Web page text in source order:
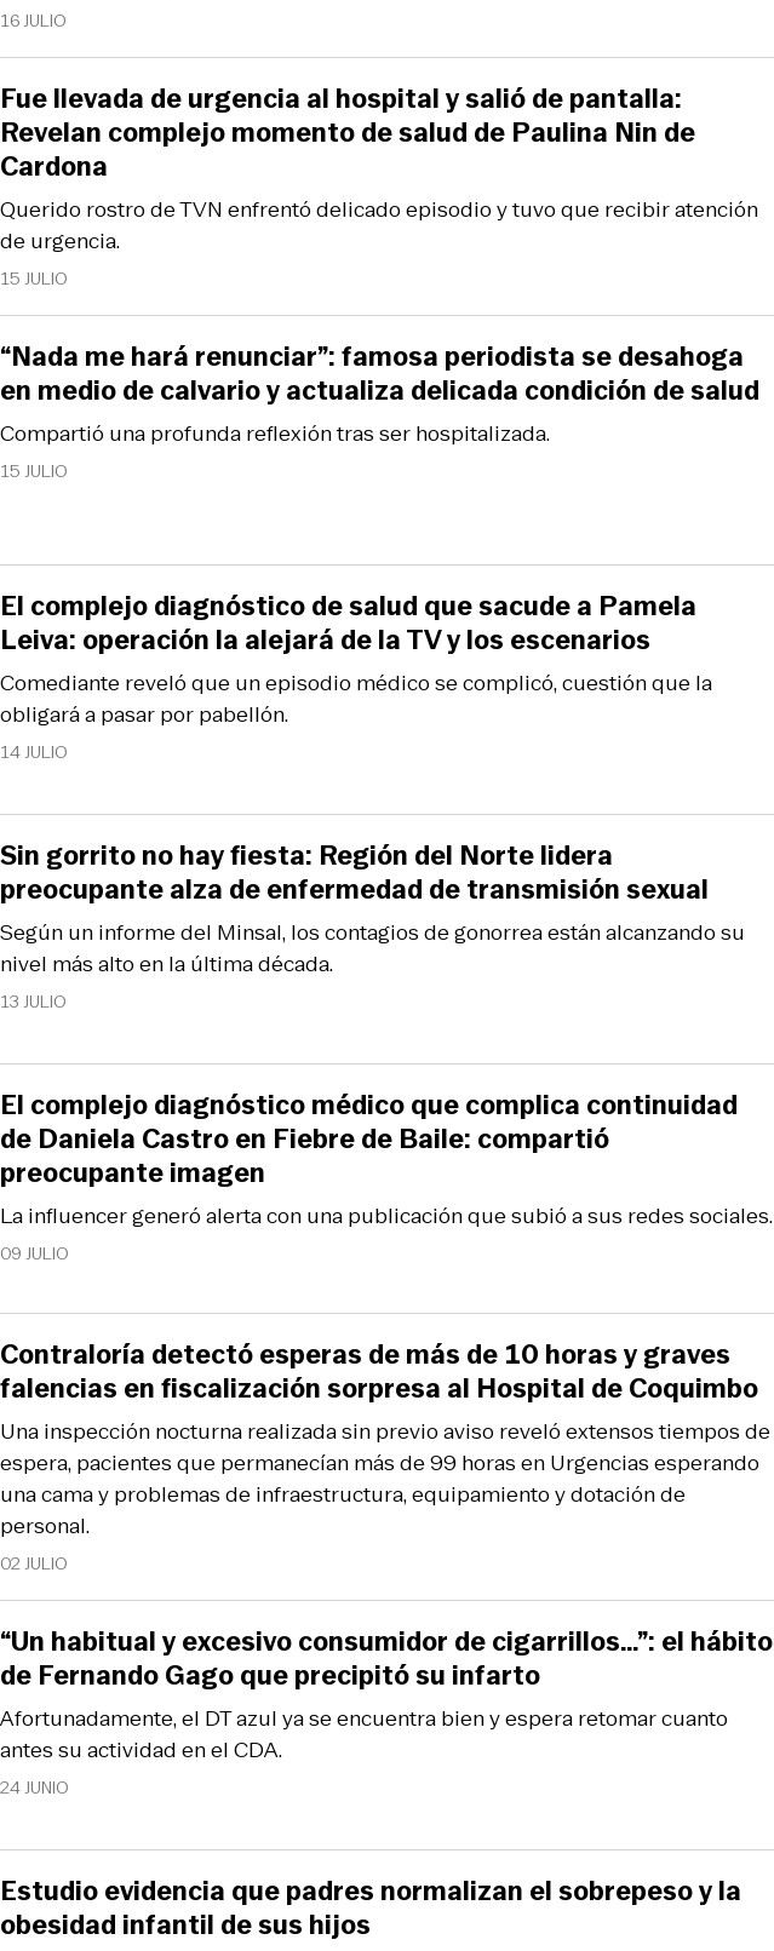
16 JULIO
15 JULIO
Querido rostro de TVN enfrentó delicado episodio y tuvo que recibir atención
de urgencia.
Fue llevada de urgencia al hospital y salió de pantalla:
Revelan complejo momento de salud de Paulina Nin de
Cardona
15 JULIO
Compartió una profunda reflexión tras ser hospitalizada.
“Nada me hará renunciar”: famosa periodista se desahoga
en medio de calvario y actualiza delicada condición de salud
14 JULIO
Comediante reveló que un episodio médico se complicó, cuestión que la
obligará a pasar por pabellón.
El complejo diagnóstico de salud que sacude a Pamela
Leiva: operación la alejará de la TV y los escenarios
13 JULIO
Según un informe del Minsal, los contagios de gonorrea están alcanzando su
nivel más alto en la última década.
Sin gorrito no hay fiesta: Región del Norte lidera
preocupante alza de enfermedad de transmisión sexual
09 JULIO
La influencer generó alerta con una publicación que subió a sus redes sociales.
El complejo diagnóstico médico que complica continuidad
de Daniela Castro en Fiebre de Baile: compartió
preocupante imagen
02 JULIO
Una inspección nocturna realizada sin previo aviso reveló extensos tiempos de
espera, pacientes que permanecían más de 99 horas en Urgencias esperando
una cama y problemas de infraestructura, equipamiento y dotación de
personal.
Contraloría detectó esperas de más de 10 horas y graves
falencias en fiscalización sorpresa al Hospital de Coquimbo
24 JUNIO
Afortunadamente, el DT azul ya se encuentra bien y espera retomar cuanto
antes su actividad en el CDA.
“Un habitual y excesivo consumidor de cigarrillos…”: el hábito
de Fernando Gago que precipitó su infarto
Estudio evidencia que padres normalizan el sobrepeso y la
obesidad infantil de sus hijos